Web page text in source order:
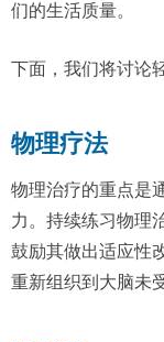
们的生活质量。
下面，我们将讨论
物理疗法
物理治疗的重点是
力。持续练习物理
鼓励其做出适应性
重新组织到大脑未